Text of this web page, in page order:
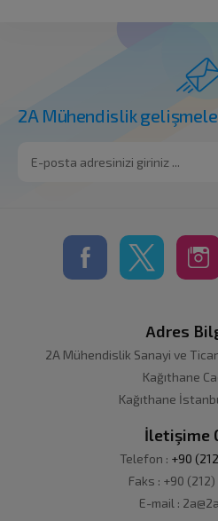
2A Mühendislik
Adres
2A Mühendislik Sanayi ve
Kağıthane
Kağıthane
İletişime
Telefon : +90
Faks : +90 (212)
E-mail :